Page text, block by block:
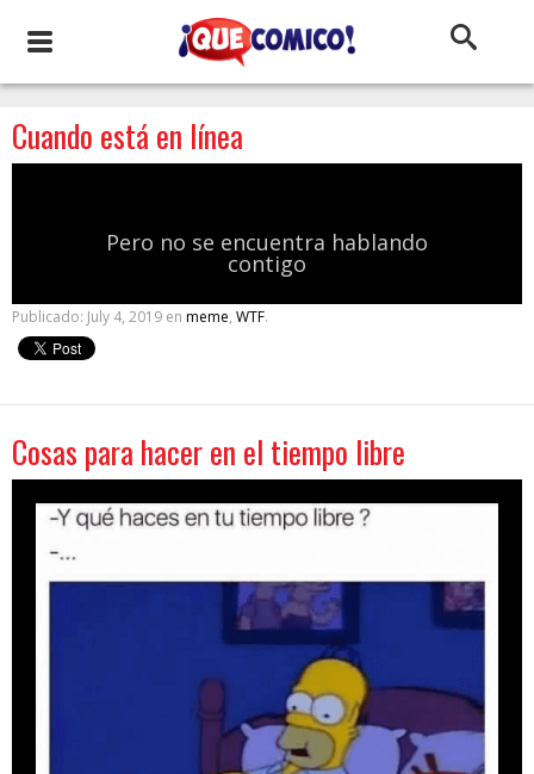
Cuando está en línea
Pero no se encuentra hablando
contigo
Publicado: July 4, 2019 en meme, WTF.
Cosas para hacer en el tiempo libre